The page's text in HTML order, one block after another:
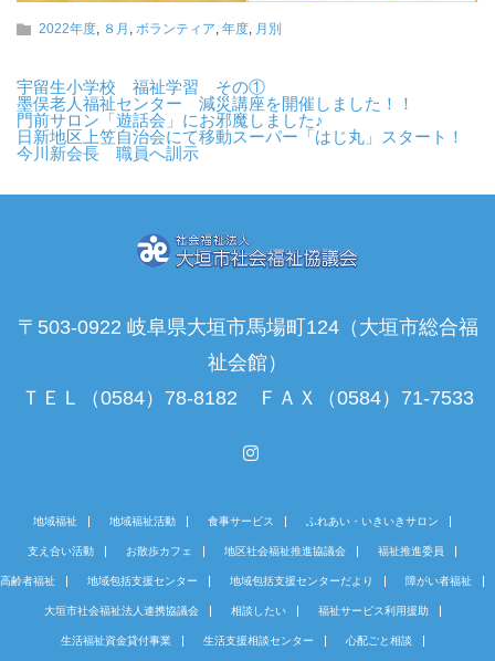
2022年度, ８月 , ボランティア, 年度, 月別
宇留生小学校 福祉学習 その①
墨俣老人福祉センター 減災講座を開催しました！！
門前サロン「遊話会」にお邪魔しました♪
日新地区上笠自治会にて移動スーパー「はじ丸」スタート！
今川新会長 職員へ訓示
〒503-0922 岐阜県大垣市馬場町124（大垣市総合福
祉会館）
ＴＥＬ（0584）78-8182 ＦＡＸ（0584）71-7533
地域福祉 地域福祉活動 食事サービス ふれあい・いきいきサロン
支え合い活動 お散歩カフェ 地区社会福祉推進協議会 福祉推進委員
高齢者福祉 地域包括支援センター 地域包括支援センターだより 障がい者福祉
大垣市社会福祉法人連携協議会 相談したい 福祉サービス利用援助
生活福祉資金貸付事業 生活支援相談センター 心配ごと相談